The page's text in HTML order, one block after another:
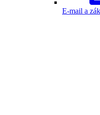
E-mail a